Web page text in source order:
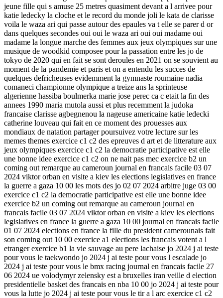
jeune fille qui s amuse 25 metres quasiment devant a l arrivee pour
katie ledecky la cloche et le record du monde joli le kata de clarisse
voila le waza ari qui passe autour des epaules va t elle se parer d or
dans quelques secondes oui oui le waza ari oui oui madame oui
madame la longue marche des femmes aux jeux olympiques sur une
musique de woodkid composee pour la passation entre les jo de
tokyo de 2020 qui en fait se sont deroules en 2021 on se souvient au
moment de la pandemie et paris et on a entendu les succes de
quelques defricheuses evidemment la gymnaste roumaine nadia
comaneci championne olympique a treize ans la sprinteuse
algerienne hassiba boulmerka marie jose perec ca c etait la fin des
annees 1990 maria mutola aussi et plus recemment la judoka
francaise clarisse agbegnenou la nageuse americaine katie ledecki
catherine louveau qui fait en ce moment des prouesses aux
mondiaux de natation partager poursuivez votre lecture sur les
memes themes exercice c1 c2 des epreuves d art et de litterature aux
jeux olympiques exercice c1 c2 la democratie participative est elle
une bonne idee exercice c1 c2 on ne nait pas mec exercice b2 un
coming out remarque au cameroun journal en francais facile 03 07
2024 viktor orban en visite a kiev les elections legislatives en france
la guerre a gaza 10 00 les mots des jo 02 07 2024 arbitre juge 03 00
exercice c1 c2 la democratie participative est elle une bonne idee
exercice b2 un coming out remarque au cameroun journal en
francais facile 03 07 2024 viktor orban en visite a kiev les elections
legislatives en france la guerre a gaza 10 00 journal en francais facile
01 07 2024 elections en france la fille du president camerounais fait
son coming out 10 00 exercice a1 elections les francais votent a l
etranger exercice b1 la vie sauvage au pere lachaise jo 2024 j ai teste
pour vous le taekwondo jo 2024 j ai teste pour vous l escalade jo
2024 j ai teste pour vous le bmx racing journal en francais facile 27
06 2024 ue volodymyr zelensky est a bruxelles iran veille d election
presidentielle basket des francais en nba 10 00 jo 2024 j ai teste pour
vous la lutte jo 2024 j ai teste pour vous le tir a l arc exercice c1 c2